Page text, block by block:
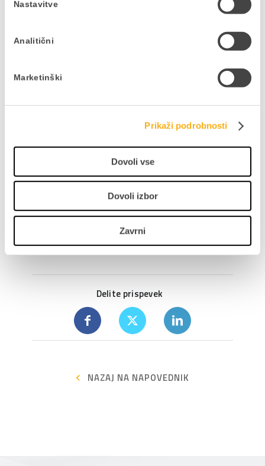
Nastavitve
Analitični
Marketinški
Prikaži podrobnosti
Dovoli vse
Dovoli izbor
Zavrni
edu@datalab.si
. V primeru nepravočasne odjave
ali neudeležbe vam bomo žal primorani zaračunati
izobraževanj! Vse pravice pridržane.
Aleksander Hafner
Svetovalec za podporo
Delite prispevek
NAZAJ NA NAPOVEDNIK